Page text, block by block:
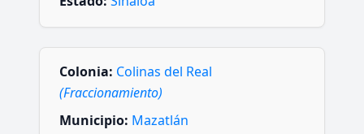
Colonia: Colinas del Real
(Fraccionamiento)
Municipio: Mazatlán